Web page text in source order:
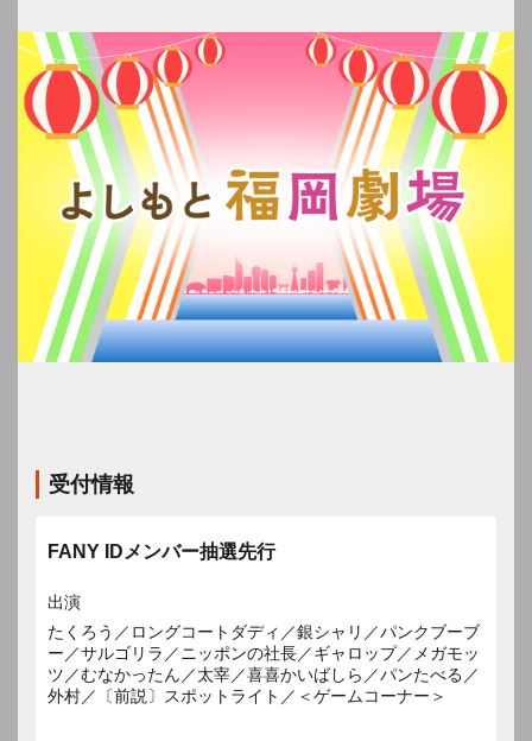
受付情報
FANY IDメンバー抽選先行
出演
たくろう／ロングコートダディ／銀シャリ／パンクブーブ
ー／サルゴリラ／ニッポンの社長／ギャロップ／メガモッ
ツ／むなかったん／太宰／喜喜かいばしら／パンたべる／
外村／〔前説〕スポットライト／＜ゲームコーナー＞